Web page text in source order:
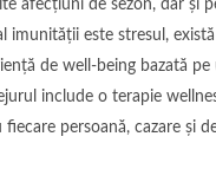
afecțiuni de sezon, dar și
imunității este stresul,
de well-being bazată
include o terapie
persoană, cazare și